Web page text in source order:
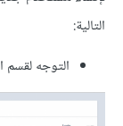
التالية:
التوجه لقسم